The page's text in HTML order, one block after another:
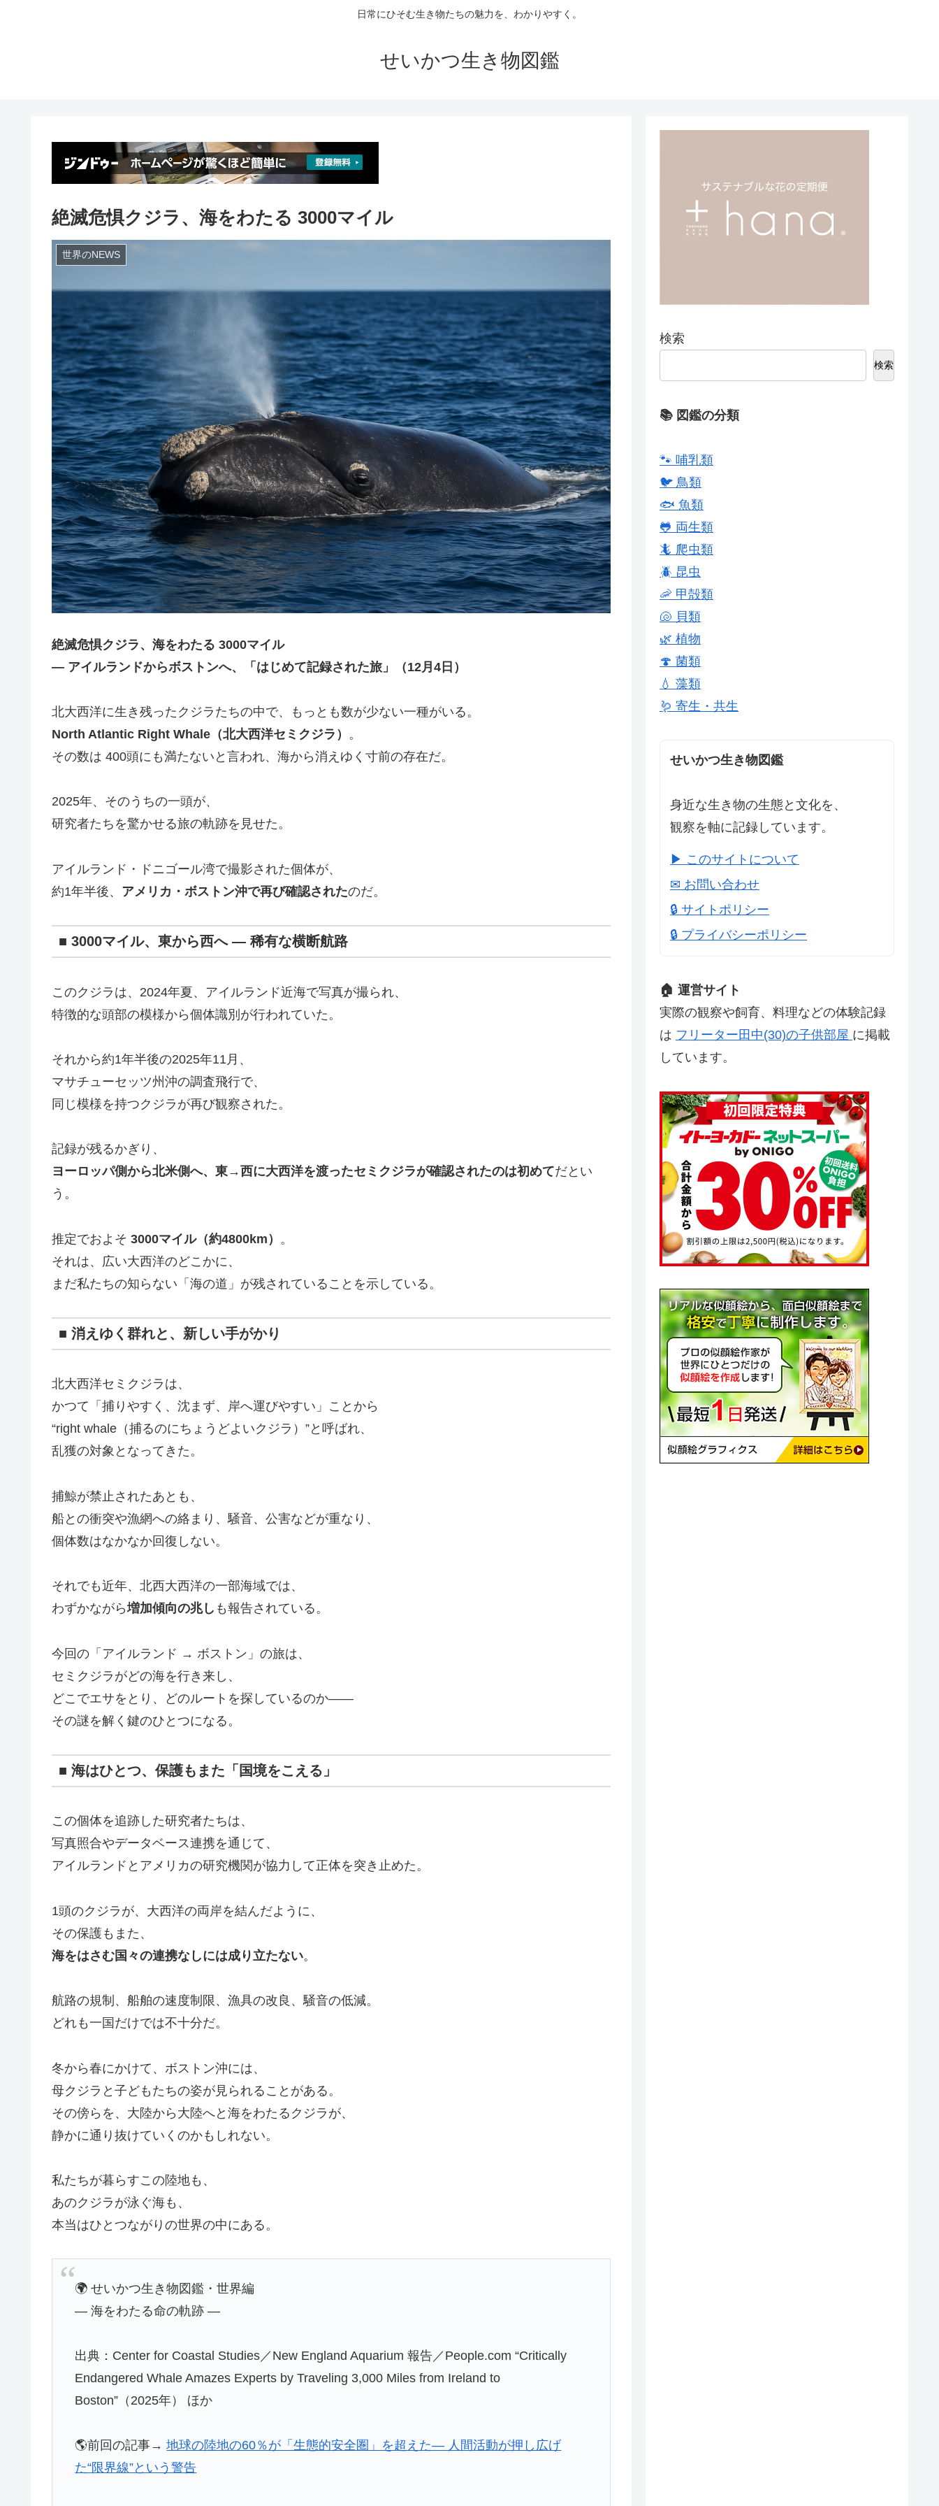
日常にひそむ生き物たちの魅力を、わかりやすく。
せいかつ生き物図鑑
絶滅危惧クジラ、海をわたる 3000マイル
世界のNEWS
絶滅危惧クジラ、海をわたる 3000マイル
― アイルランドからボストンへ、「はじめて記録された旅」（12月4日）
北大西洋に生き残ったクジラたちの中で、もっとも数が少ない一種がいる。
North Atlantic Right Whale（北大西洋セミクジラ） 。
その数は 400頭にも満たないと言われ、海から消えゆく寸前の存在だ。
2025年、そのうちの一頭が、
研究者たちを驚かせる旅の軌跡を見せた。
アイルランド・ドニゴール湾で撮影された個体が、
約1年半後、 アメリカ・ボストン沖で再び確認されたのだ。
■ 3000マイル、東から西へ ― 稀有な横断航路
このクジラは、2024年夏、アイルランド近海で写真が撮られ、
特徴的な頭部の模様から個体識別が行われていた。
それから約1年半後の2025年11月、
マサチューセッツ州沖の調査飛行で、
同じ模様を持つクジラが再び観察された。
記録が残るかぎり、
ヨーロッパ側から北米側へ、東→西に大西洋を渡ったセミクジラが確認されたのは初めてだとい
う。
推定でおよそ 3000マイル（約4800km） 。
それは、広い大西洋のどこかに、
まだ私たちの知らない「海の道」が残されていることを示している。
■ 消えゆく群れと、新しい手がかり
北大西洋セミクジラは、
かつて「捕りやすく、沈まず、岸へ運びやすい」ことから
“right whale（捕るのにちょうどよいクジラ）”と呼ばれ、
乱獲の対象となってきた。
捕鯨が禁止されたあとも、
船との衝突や漁網への絡まり、騒音、公害などが重なり、
個体数はなかなか回復しない。
それでも近年、北西大西洋の一部海域では、
わずかながら増加傾向の兆し も報告されている。
今回の「アイルランド → ボストン」の旅は、
セミクジラがどの海を行き来し、
どこでエサをとり、どのルートを探しているのか――
その謎を解く鍵のひとつになる。
■ 海はひとつ、保護もまた「国境をこえる」
この個体を追跡した研究者たちは、
写真照合やデータベース連携を通じて、
アイルランドとアメリカの研究機関が協力して正体を突き止めた。
1頭のクジラが、大西洋の両岸を結んだように、
その保護もまた、
海をはさむ国々の連携なしには成り立たない。
航路の規制、船舶の速度制限、漁具の改良、騒音の低減。
どれも一国だけでは不十分だ。
冬から春にかけて、ボストン沖には、
母クジラと子どもたちの姿が見られることがある。
その傍らを、大陸から大陸へと海をわたるクジラが、
静かに通り抜けていくのかもしれない。
私たちが暮らすこの陸地も、
あのクジラが泳ぐ海も、
本当はひとつながりの世界の中にある。
🌍 せいかつ生き物図鑑・世界編
― 海をわたる命の軌跡 ―
出典：Center for Coastal Studies／New England Aquarium 報告／People.com “Critically
Endangered Whale Amazes Experts by Traveling 3,000 Miles from Ireland to
Boston”（2025年） ほか
🌎前回の記事→地球の陸地の60％が「生態的安全圏」を超えた― 人間活動が押し広げ
た“限界線”という警告
検索
検索
📚 図鑑の分類
🐾 哺乳類
🐦 鳥類
🐟 魚類
🐸 両生類
🦎 爬虫類
🪲 昆虫
🦐 甲殻類
🐚 貝類
🌿 植物
🍄 菌類
💧 藻類
🪱 寄生・共生
せいかつ生き物図鑑
身近な生き物の生態と文化を、
観察を軸に記録しています。
▶ このサイトについて
✉ お問い合わせ
🔒 サイトポリシー
🔒 プライバシーポリシー
🏠 運営サイト
実際の観察や飼育、料理などの体験記録
は フリーター田中(30)の子供部屋 に掲載
しています。